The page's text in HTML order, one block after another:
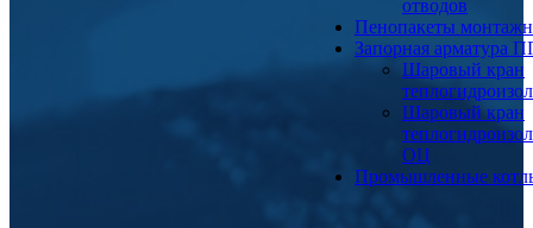
отводов
Пенопакеты
Запорная арматура
Шаровый кран
Шаровый кран
ОЦ
Промышленные